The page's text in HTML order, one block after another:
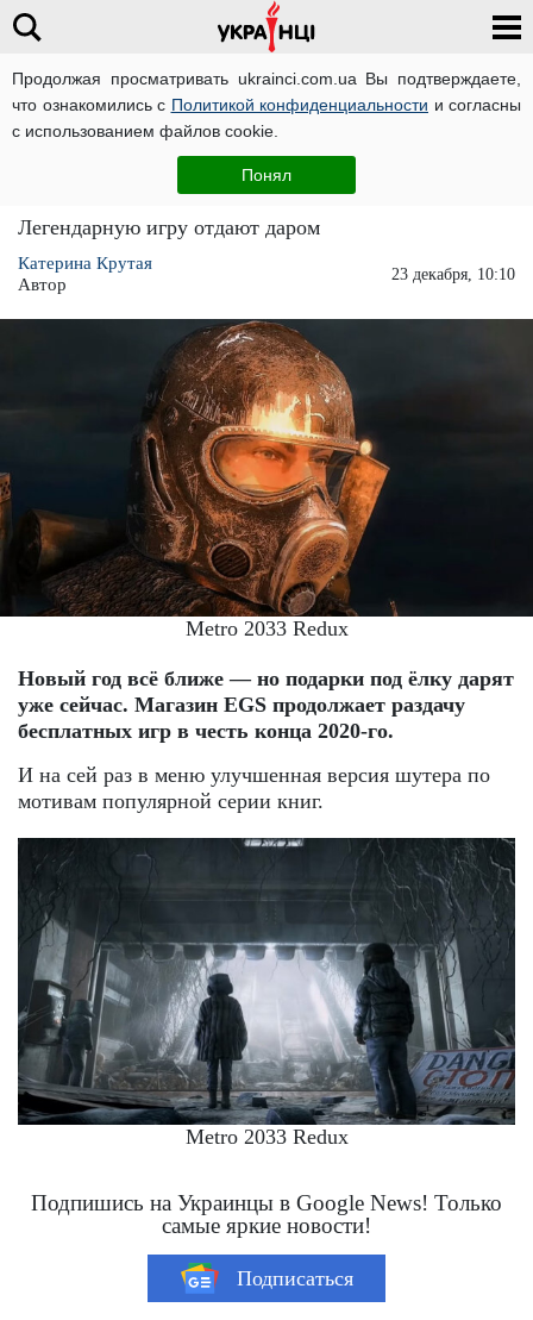
Продолжая просматривать ukrainci.com.ua Вы подтверждаете,
что ознакомились с Политикой конфиденциальности и согласны
с использованием файлов cookie.
Понял
Развлечения
Metro 2033 Redux раздают бесплатно и
навсегда в Epic Games Store
Легендарную игру отдают даром
Катерина Крутая
Автор
23 декабря, 10:10
Metro 2033 Redux
Новый год всё ближе — но подарки под ёлку дарят
уже сейчас. Магазин EGS продолжает раздачу
бесплатных игр в честь конца 2020-го.
И на сей раз в меню улучшенная версия шутера по
мотивам популярной серии книг.
Metro 2033 Redux
Подпишись на Украинцы в Google News! Только
самые яркие новости!
Подписаться